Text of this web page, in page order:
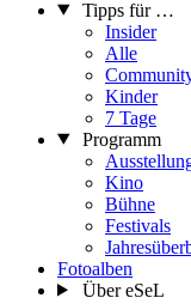
Tipps für …
Insider
Alle
Kinder
7 Tage
Programm
Kino
Bühne
Festivals
Fotoalben
Über eSeL